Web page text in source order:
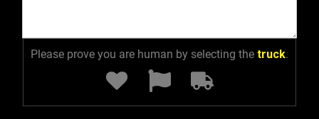
Please prove you are human by selecting the truck.